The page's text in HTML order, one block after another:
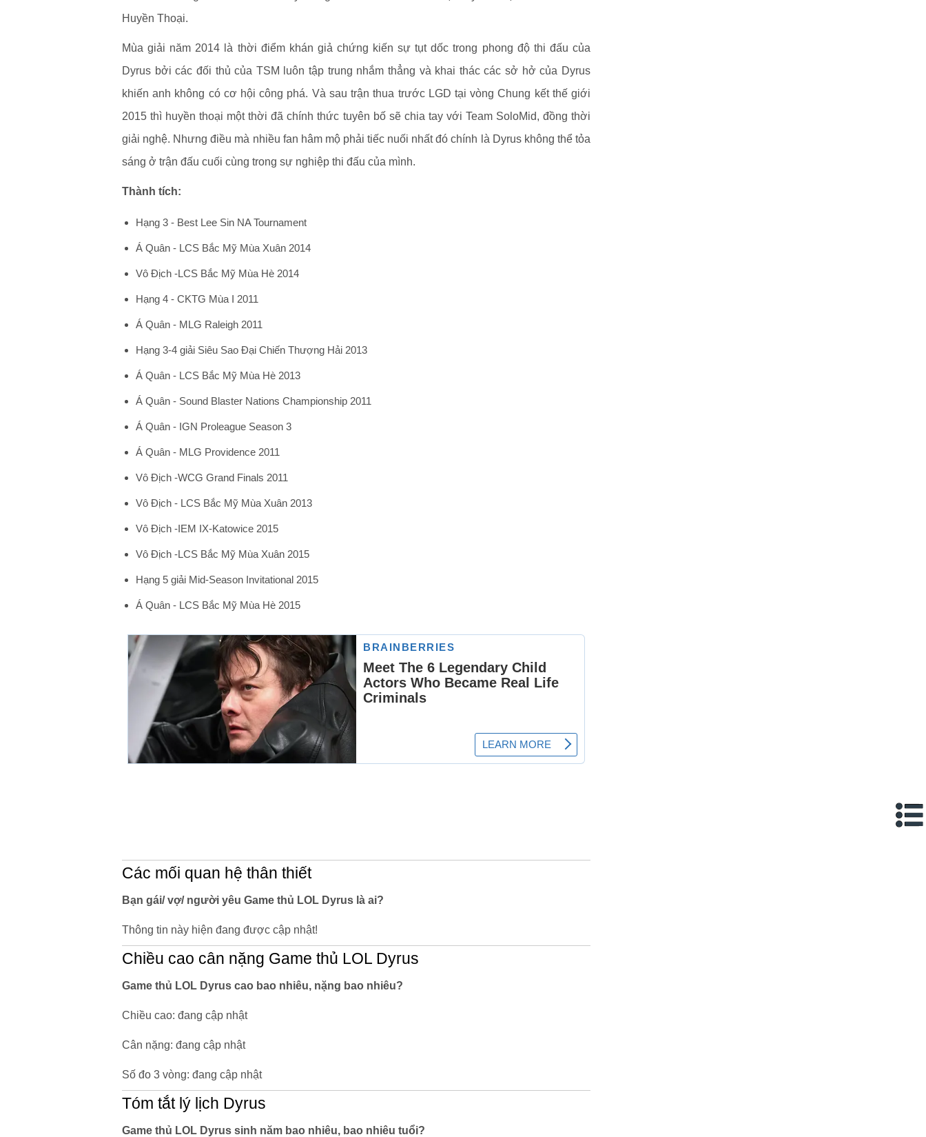
Huyền Thoại.
Mùa giải năm 2014 là thời điểm khán giả chứng kiến sự tụt dốc trong phong độ thi đấu của
Dyrus bởi các đối thủ của TSM luôn tập trung nhắm thẳng và khai thác các sở hở của Dyrus
khiến anh không có cơ hội công phá. Và sau trận thua trước LGD tại vòng Chung kết thế giới
2015 thì huyền thoại một thời đã chính thức tuyên bố sẽ chia tay với Team SoloMid, đồng thời
giải nghệ. Nhưng điều mà nhiều fan hâm mộ phải tiếc nuối nhất đó chính là Dyrus không thể tỏa
sáng ở trận đấu cuối cùng trong sự nghiệp thi đấu của mình.
Thành tích:
Hạng 3 - Best Lee Sin NA Tournament
Á Quân - LCS Bắc Mỹ Mùa Xuân 2014
Vô Địch -LCS Bắc Mỹ Mùa Hè 2014
Hạng 4 - CKTG Mùa I 2011
Á Quân - MLG Raleigh 2011
Hạng 3-4 giải Siêu Sao Đại Chiến Thượng Hải 2013
Á Quân - LCS Bắc Mỹ Mùa Hè 2013
Á Quân - Sound Blaster Nations Championship 2011
Á Quân - IGN Proleague Season 3
Á Quân - MLG Providence 2011
Vô Địch -WCG Grand Finals 2011
Vô Địch - LCS Bắc Mỹ Mùa Xuân 2013
Vô Địch -IEM IX-Katowice 2015
Vô Địch -LCS Bắc Mỹ Mùa Xuân 2015
Hạng 5 giải Mid-Season Invitational 2015
Á Quân - LCS Bắc Mỹ Mùa Hè 2015
Các mối quan hệ thân thiết
Bạn gái/ vợ/ người yêu Game thủ LOL Dyrus là ai?
Thông tin này hiện đang được cập nhật!
Chiều cao cân nặng Game thủ LOL Dyrus
Game thủ LOL Dyrus cao bao nhiêu, nặng bao nhiêu?
Chiều cao: đang cập nhật
Cân nặng: đang cập nhật
Số đo 3 vòng: đang cập nhật
Tóm tắt lý lịch Dyrus
Game thủ LOL Dyrus sinh năm bao nhiêu, bao nhiêu tuổi?